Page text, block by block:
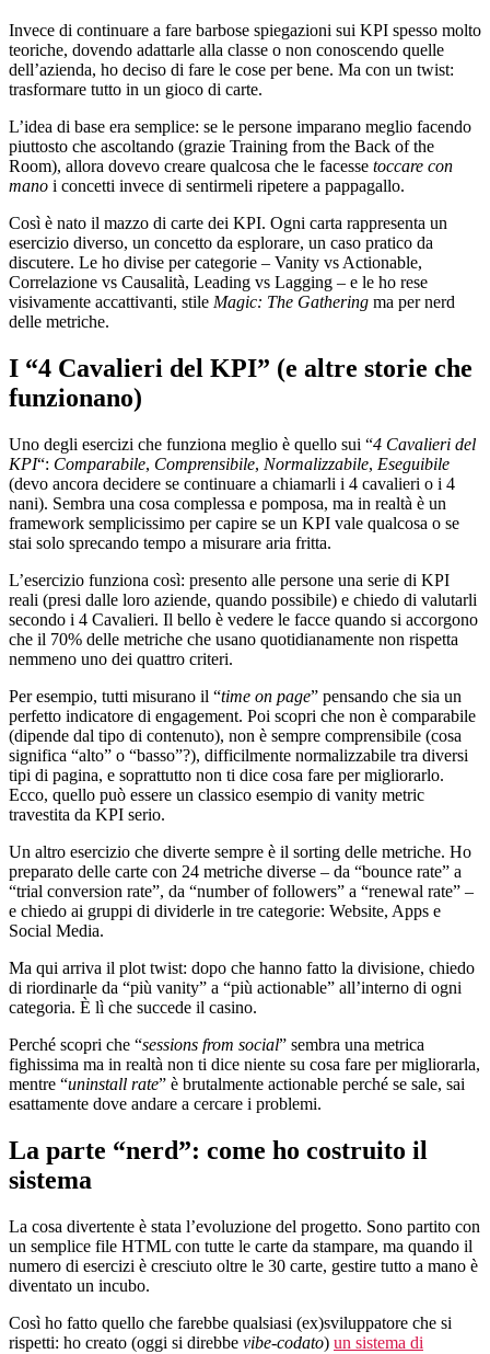
Invece di continuare a fare barbose spiegazioni sui KPI spesso molto
teoriche, dovendo adattarle alla classe o non conoscendo quelle
dell’azienda, ho deciso di fare le cose per bene. Ma con un twist:
trasformare tutto in un gioco di carte.
L’idea di base era semplice: se le persone imparano meglio facendo
piuttosto che ascoltando (grazie Training from the Back of the
Room), allora dovevo creare qualcosa che le facesse toccare con
mano i concetti invece di sentirmeli ripetere a pappagallo.
Così è nato il mazzo di carte dei KPI. Ogni carta rappresenta un
esercizio diverso, un concetto da esplorare, un caso pratico da
discutere. Le ho divise per categorie – Vanity vs Actionable,
Correlazione vs Causalità, Leading vs Lagging – e le ho rese
visivamente accattivanti, stile Magic: The Gathering ma per nerd
delle metriche.
I “4 Cavalieri del KPI” (e altre storie che
funzionano)
Uno degli esercizi che funziona meglio è quello sui “4 Cavalieri del
KPI“: Comparabile, Comprensibile, Normalizzabile, Eseguibile
(devo ancora decidere se continuare a chiamarli i 4 cavalieri o i 4
nani). Sembra una cosa complessa e pomposa, ma in realtà è un
framework semplicissimo per capire se un KPI vale qualcosa o se
stai solo sprecando tempo a misurare aria fritta.
L’esercizio funziona così: presento alle persone una serie di KPI
reali (presi dalle loro aziende, quando possibile) e chiedo di valutarli
secondo i 4 Cavalieri. Il bello è vedere le facce quando si accorgono
che il 70% delle metriche che usano quotidianamente non rispetta
nemmeno uno dei quattro criteri.
Per esempio, tutti misurano il “time on page” pensando che sia un
perfetto indicatore di engagement. Poi scopri che non è comparabile
(dipende dal tipo di contenuto), non è sempre comprensibile (cosa
significa “alto” o “basso”?), difficilmente normalizzabile tra diversi
tipi di pagina, e soprattutto non ti dice cosa fare per migliorarlo.
Ecco, quello può essere un classico esempio di vanity metric
travestita da KPI serio.
Un altro esercizio che diverte sempre è il sorting delle metriche. Ho
preparato delle carte con 24 metriche diverse – da “bounce rate” a
“trial conversion rate”, da “number of followers” a “renewal rate” –
e chiedo ai gruppi di dividerle in tre categorie: Website, Apps e
Social Media.
Ma qui arriva il plot twist: dopo che hanno fatto la divisione, chiedo
di riordinarle da “più vanity” a “più actionable” all’interno di ogni
categoria. È lì che succede il casino.
Perché scopri che “sessions from social” sembra una metrica
fighissima ma in realtà non ti dice niente su cosa fare per migliorarla,
mentre “uninstall rate” è brutalmente actionable perché se sale, sai
esattamente dove andare a cercare i problemi.
La parte “nerd”: come ho costruito il
sistema
La cosa divertente è stata l’evoluzione del progetto. Sono partito con
un semplice file HTML con tutte le carte da stampare, ma quando il
numero di esercizi è cresciuto oltre le 30 carte, gestire tutto a mano è
diventato un incubo.
Così ho fatto quello che farebbe qualsiasi (ex)sviluppatore che si
rispetti: ho creato (oggi si direbbe vibe-codato) un sistema di